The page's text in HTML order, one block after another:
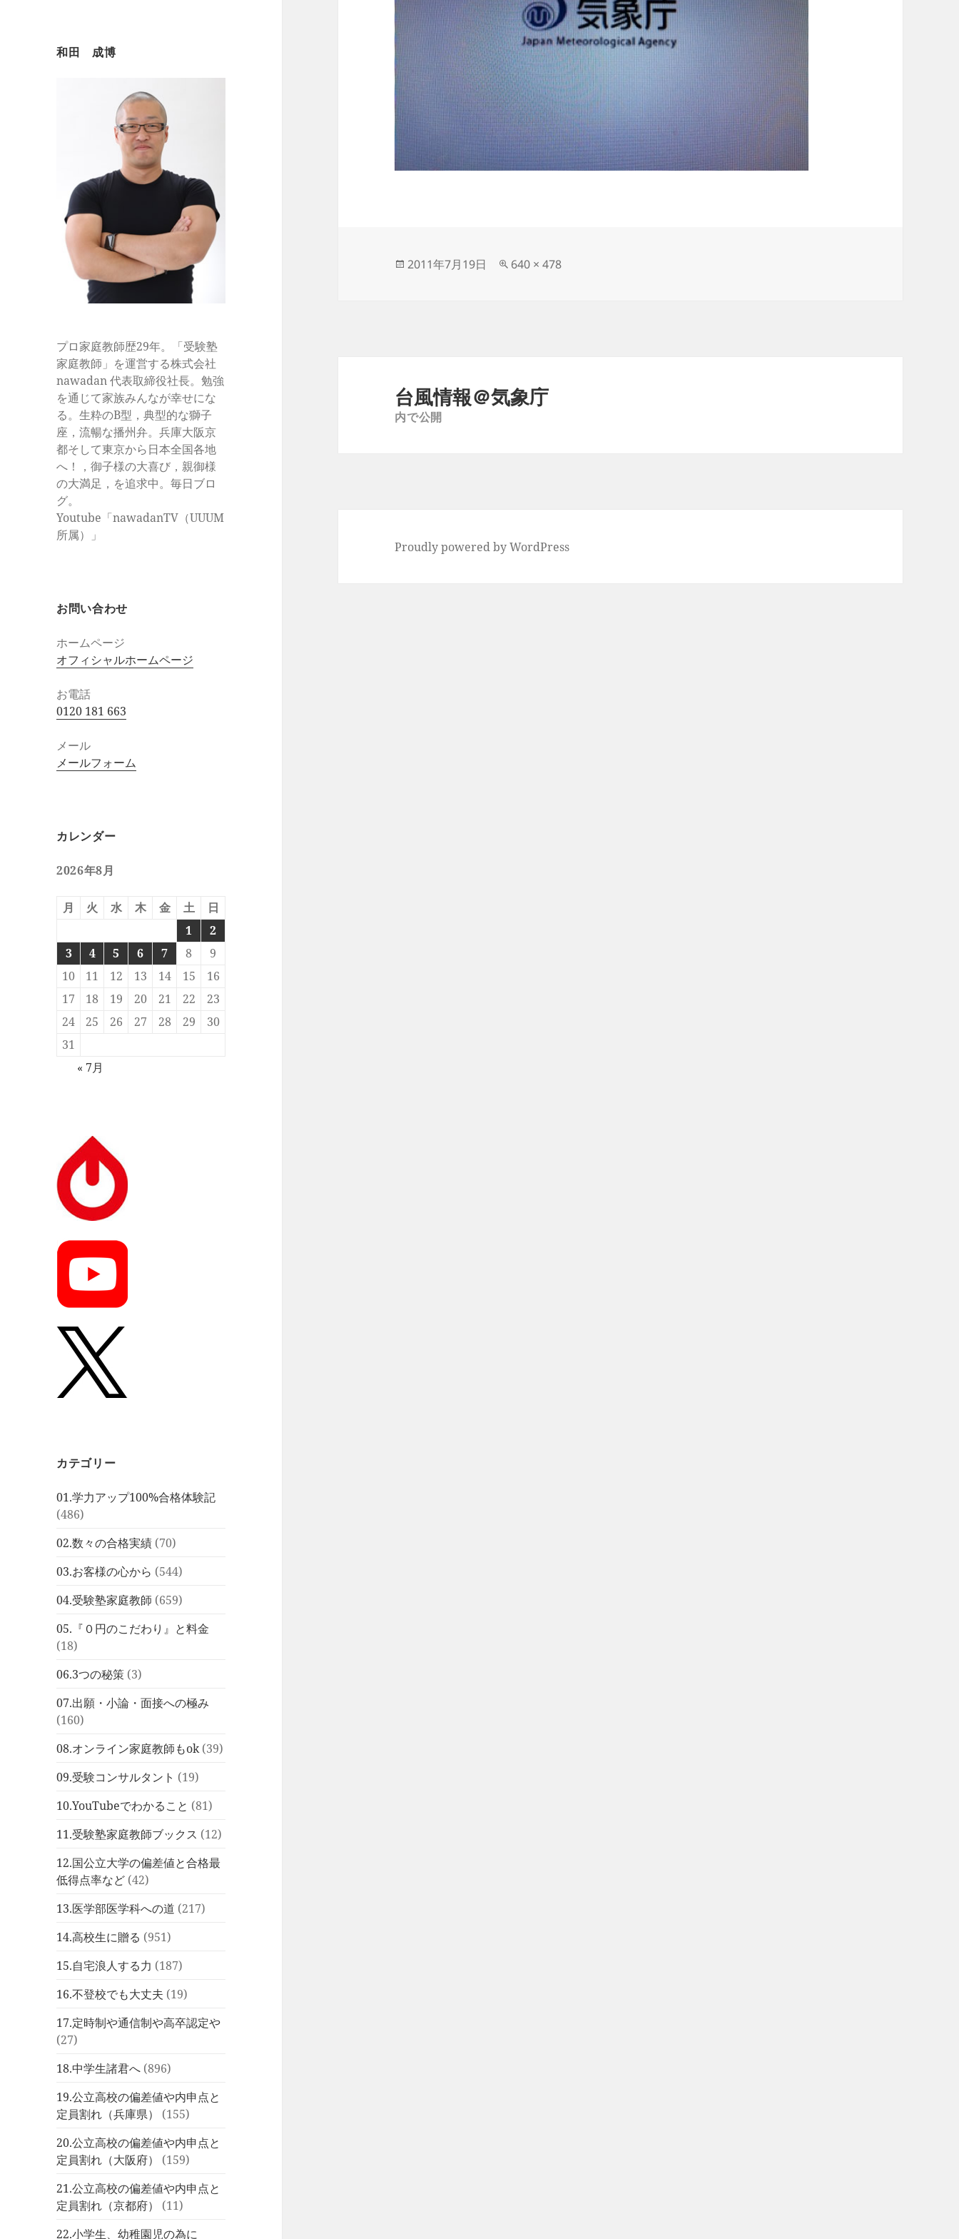
和田 成博
プロ家庭教師歴29年。「受験塾
家庭教師」を運営する株式会社
nawadan 代表取締役社長。勉強
を通じて家族みんなが幸せにな
る。生粋のB型，典型的な獅子
座，流暢な播州弁。兵庫大阪京
都そして東京から日本全国各地
へ！，御子様の大喜び，親御様
の大満足，を追求中。毎日ブロ
グ。
Youtube「nawadanTV（UUUM
所属）」
お問い合わせ
ホームページ
オフィシャルホームページ
お電話
0120 181 663
メール
メールフォーム
カレンダー
2026年8月
月 火 水 木 金 土
日
1
2
3
4 5 6 7 8
9
10
11 12 13 14 15
16
17
18 19 20 21 22
23
24
25 26 27 28 29
30
31
« 7月
カテゴリー
01.学力アップ100%合格体験記
(486)
02.数々の合格実績 (70)
03.お客様の心から (544)
04.受験塾家庭教師 (659)
05.『０円のこだわり』と料金
(18)
06.3つの秘策 (3)
07.出願・小論・面接への極み
(160)
08.オンライン家庭教師もok(39)
09.受験コンサルタント (19)
10.YouTubeでわかること (81)
11.受験塾家庭教師ブックス (12)
12.国公立大学の偏差値と合格最
低得点率など (42)
13.医学部医学科への道 (217)
14.高校生に贈る (951)
15.自宅浪人する力 (187)
16.不登校でも大丈夫 (19)
17.定時制や通信制や高卒認定や
(27)
18.中学生諸君へ (896)
19.公立高校の偏差値や内申点と
定員割れ（兵庫県）
(155)
20.公立高校の偏差値や内申点と
定員割れ（大阪府）
(159)
21.公立高校の偏差値や内申点と
定員割れ（京都府）
(11)
22.小学生、幼稚園児の為に
投
2011年7月19日
フ
640 × 478
台風情報＠気象庁
内で公開
Proudly powered by WordPress